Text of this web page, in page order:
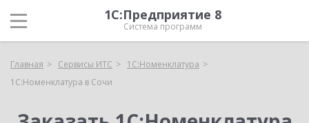
1С:Предприятие 8
Система программ
Главная Сервисы ИТС
1С:Номенклатура
1С:Номенклатура в Сочи